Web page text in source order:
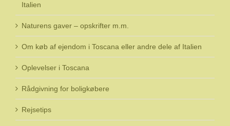
Italien
Naturens gaver – opskrifter m.m.
Om køb af ejendom i Toscana eller andre dele af Italien
Oplevelser i Toscana
Rådgivning for boligkøbere
Rejsetips